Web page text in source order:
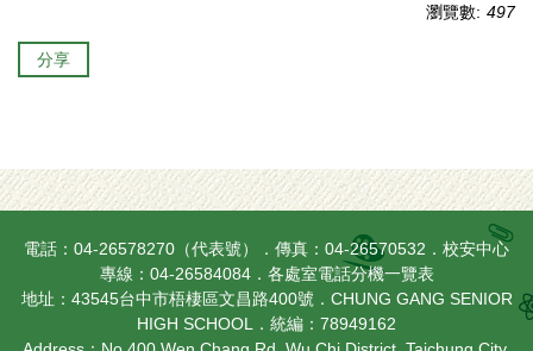
瀏覽數: 497
分享
電話：04-26578270（代表號）．傳真：04-26570532．校安中心
專線：04-26584084． 各處室電話分機一覽表
地址：43545台中市梧棲區文昌路400號．CHUNG GANG SENIOR
HIGH SCHOOL．統編：78949162